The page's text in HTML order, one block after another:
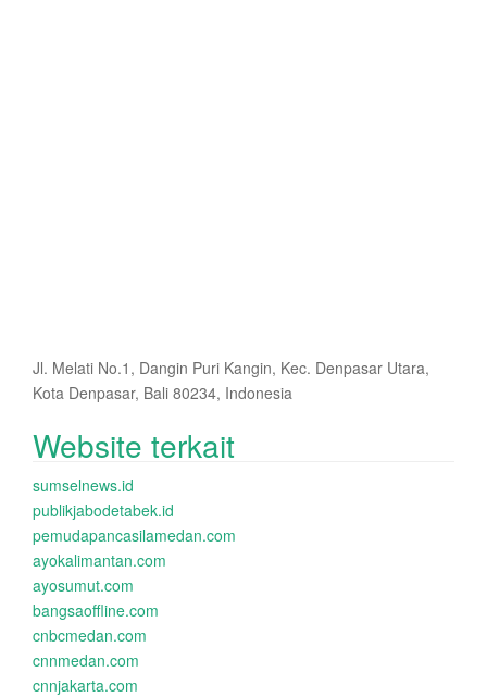
Jl. Melati No.1, Dangin Puri Kangin, Kec. Denpasar Utara,
Kota Denpasar, Bali 80234, Indonesia
Website terkait
sumselnews.id
publikjabodetabek.id
pemudapancasilamedan.com
ayokalimantan.com
ayosumut.com
bangsaoffline.com
cnbcmedan.com
cnnmedan.com
cnnjakarta.com